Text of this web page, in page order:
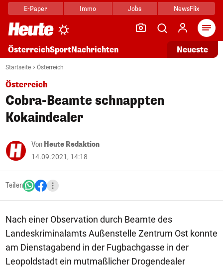
E-Paper Immo Jobs NewsFlix
ÖsterreichSportNachrichten Neueste
Startseite Österreich
Österreich
Cobra-Beamte schnappten
Kokaindealer
Von Heute Redaktion
14.09.2021, 14:18
Teilen
Nach einer Observation durch Beamte des
Landeskriminalamts Außenstelle Zentrum Ost konnte
am Dienstagabend in der Fugbachgasse in der
Leopoldstadt ein mutmaßlicher Drogendealer